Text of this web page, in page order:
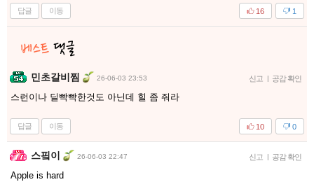
답글 이동 1
16
민초갈비찜 26-06-03 23:53 신고 | 공감 확인
스런이나 딜빡빡한것도 아닌데 힐 좀 줘라
답글 이동 0
10
스핔이 26-06-03 22:47 신고 | 공감 확인
Apple is hard